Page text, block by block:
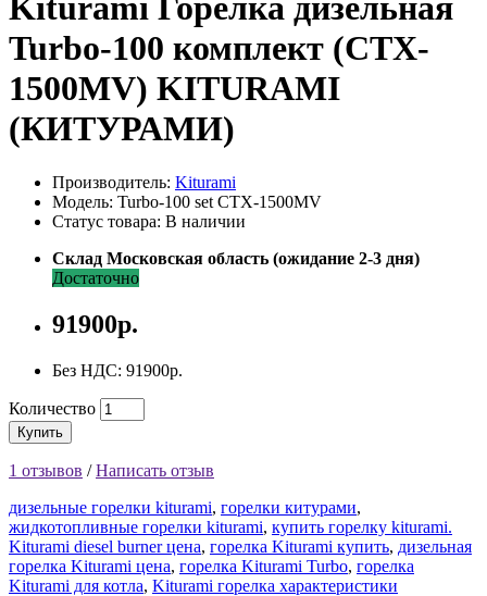
Kiturami Горелка дизельная
Turbo-100 комплект (CTX-
1500MV) KITURAMI
(КИТУРАМИ)
Производитель: Kiturami
Модель: Turbo-100 set CTX-1500MV
Статус товара: В наличии
Склад Московская область (ожидание 2-3 дня)
Достаточно
91900р.
Без НДС: 91900р.
Количество
Купить
1 отзывов /Написать отзыв
дизельные горелки kiturami, горелки китурами,
жидкотопливные горелки kiturami, купить горелку kiturami.
Kiturami diesel burner цена, горелка Kiturami купить, дизельная
горелка Kiturami цена, горелка Kiturami Turbo, горелка
Kiturami для котла, Kiturami горелка характеристики